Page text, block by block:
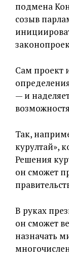
подмена
созыв
Сам проект
— и
Так,
курултай»,
Решения
он сможет
В руках
он сможет
назначать